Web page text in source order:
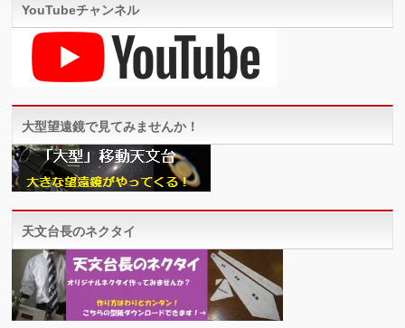
YouTubeチャンネル
大型望遠鏡で見てみませんか！
天文台長のネクタイ